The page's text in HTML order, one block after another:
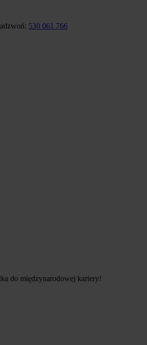
530 061 766
do międzynarodowej kariery!